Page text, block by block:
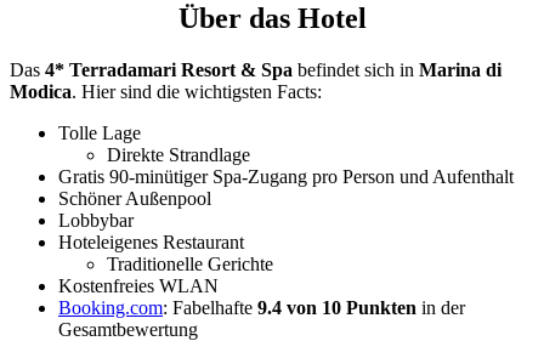
Über das Hotel
Das 4* Terradamari Resort & Spa befindet sich in Marina di
Modica. Hier sind die wichtigsten Facts:
Tolle Lage
Direkte Strandlage
Gratis 90-minütiger Spa-Zugang pro Person und Aufenthalt
Schöner Außenpool
Lobbybar
Hoteleigenes Restaurant
Traditionelle Gerichte
Kostenfreies WLAN
Booking.com: Fabelhafte 9.4 von 10 Punkten in der
Gesamtbewertung